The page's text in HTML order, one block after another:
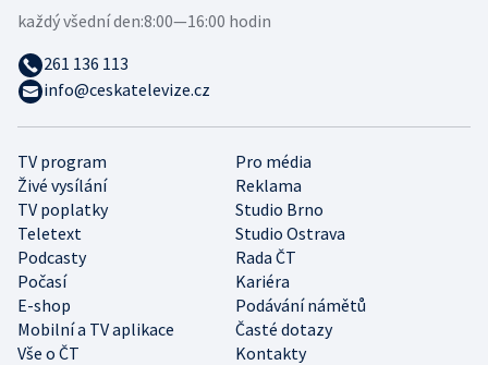
TV program
Pro média
Živé vysílání
Reklama
TV poplatky
Studio Brno
Teletext
Studio Ostrava
Podcasty
Rada ČT
Počasí
Kariéra
E-shop
Podávání námětů
Mobilní a TV aplikace
Časté dotazy
Vše o ČT
Kontakty
každý všední den:8:00—16:00 hodin
261 136 113
info@ceskatelevize.cz